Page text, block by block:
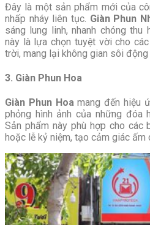
Đây là một sản phẩm mới của
nhấp nháy liên tục. Giàn Phun
sáng lung linh, nhanh chóng thu
này là lựa chọn tuyệt vời cho
trời, mang lại không gian sôi động
3. Giàn Phun Hoa
Giàn Phun Hoamang đến hiệu
phỏng hình ảnh của những đóa
Sản phẩm này phù hợp cho các
hoặc lễ kỷ niệm, tạo cảm giác ấm